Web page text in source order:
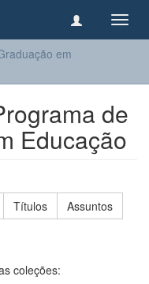
em
de
Educação
Títulos
Assuntos
coleções: